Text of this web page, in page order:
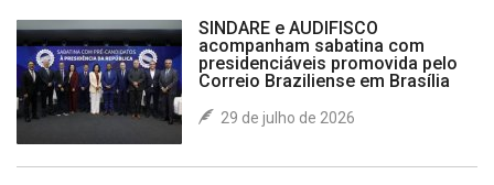
SINDARE e AUDIFISCO
acompanham sabatina com
presidenciáveis promovida pelo
Correio Braziliense em Brasília
29 de julho de 2026